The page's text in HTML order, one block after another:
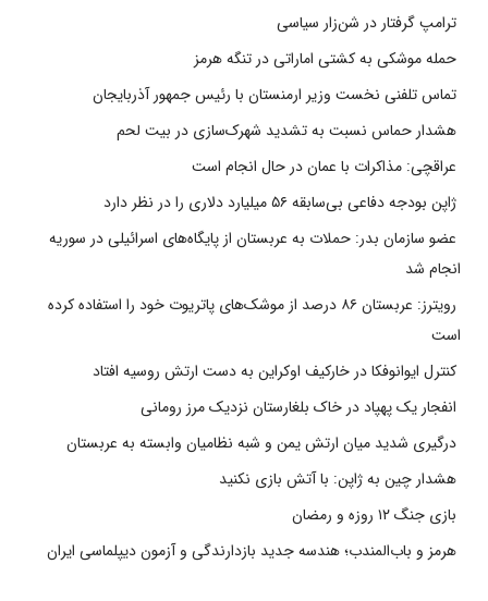
ترامپ گرفتار در شن‌زار سیاسی
حمله موشکی به کشتی اماراتی در تنگه هرمز
تماس تلفنی نخست وزیر ارمنستان با رئیس جمهور آذربایجان
هشدار حماس نسبت به تشدید شهرک‌سازی در بیت‌ لحم
عراقچی: مذاکرات با عمان در حال انجام است
ژاپن بودجه دفاعی بی‌سابقه ۵۶ میلیارد دلاری را در نظر دارد
عضو سازمان بدر: حملات به عربستان از پایگاه‌های اسرائیلی در سوریه
انجام شد
رویترز: عربستان ۸۶ درصد از موشک‌های پاتریوت خود را استفاده کرده
است
کنترل ایوانوفکا در خارکیف اوکراین به دست ارتش روسیه افتاد
انفجار یک پهپاد در خاک بلغارستان نزدیک مرز رومانی
درگیری شدید میان ارتش یمن و شبه نظامیان وابسته به عربستان
هشدار چین به ژاپن: با آتش بازی نکنید
بازی جنگ ۱۲ روزه و رمضان
هرمز و باب‌المندب؛ هندسه جدید بازدارندگی و آزمون دیپلماسی ایران